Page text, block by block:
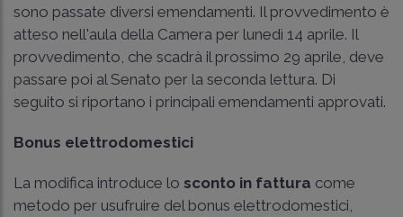
sono passate diversi emendamenti. Il provvedimento è
atteso nell'aula della Camera per lunedì 14 aprile. Il
provvedimento, che scadrà il prossimo 29 aprile, deve
passare poi al Senato per la seconda lettura. Di
seguito si riportano i principali emendamenti approvati.
Bonus elettrodomestici
La modifica introduce lo sconto in fattura come
metodo per usufruire del bonus elettrodomestici,